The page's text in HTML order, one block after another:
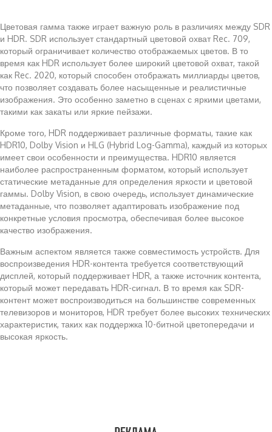
Цветовая гамма также играет важную роль в различиях между SDR
и HDR. SDR использует стандартный цветовой охват Rec. 709,
который ограничивает количество отображаемых цветов. В то
время как HDR использует более широкий цветовой охват, такой
как Rec. 2020, который способен отображать миллиарды цветов,
что позволяет создавать более насыщенные и реалистичные
изображения. Это особенно заметно в сценах с яркими цветами,
такими как закаты или яркие пейзажи.
Кроме того, HDR поддерживает различные форматы, такие как
HDR10, Dolby Vision и HLG (Hybrid Log-Gamma), каждый из которых
имеет свои особенности и преимущества. HDR10 является
наиболее распространенным форматом, который использует
статические метаданные для определения яркости и цветовой
гаммы. Dolby Vision, в свою очередь, использует динамические
метаданные, что позволяет адаптировать изображение под
конкретные условия просмотра, обеспечивая более высокое
качество изображения.
Важным аспектом является также совместимость устройств. Для
воспроизведения HDR-контента требуется соответствующий
дисплей, который поддерживает HDR, а также источник контента,
который может передавать HDR-сигнал. В то время как SDR-
контент может воспроизводиться на большинстве современных
телевизоров и мониторов, HDR требует более высоких технических
характеристик, таких как поддержка 10-битной цветопередачи и
высокая яркость.